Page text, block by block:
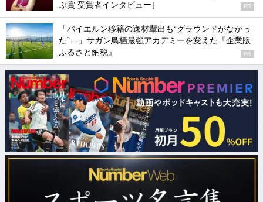
ぶ賞 受賞者インタビュー］
PR
「バイエルン移籍の逸材輩出も“グラウンドがなかっ
た”…」サガン鳥栖最強アカデミーを変えた『企業版
ふるさと納税』
PR